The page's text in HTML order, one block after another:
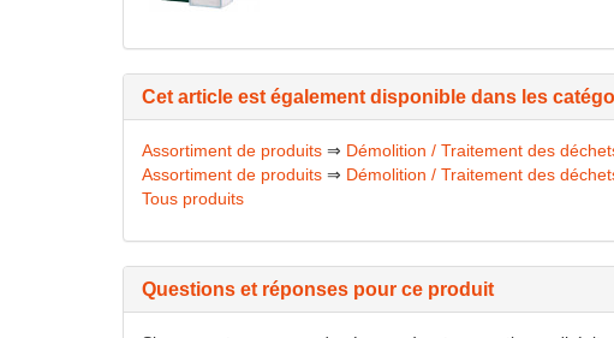
Cet article est également disponible dans les
Assortiment de produits ⇒ Démolition / Traitement des
Assortiment de produits ⇒ Démolition / Traitement des
Tous produits
Questions et réponses pour ce produit